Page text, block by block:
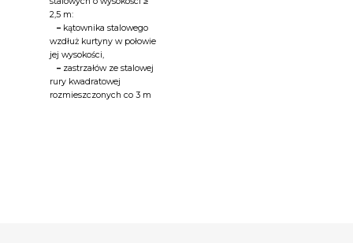
2,5 m:
–kątownika stalowego
wzdłuż kurtyny w połowie
jej wysokości,
–zastrzałów ze stalowej
rury kwadratowej
rozmieszczonych co 3 m